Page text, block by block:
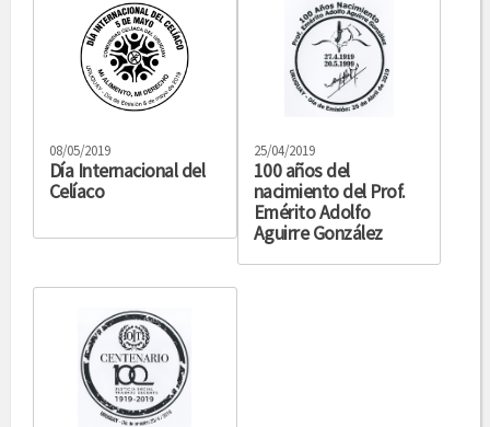
08/05/2019
Día Internacional del
Celíaco
25/04/2019
100 años del
nacimiento del Prof.
Emérito Adolfo
Aguirre González